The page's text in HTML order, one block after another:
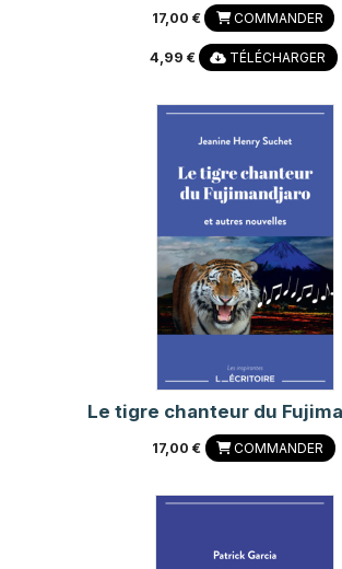
17,00 € COMMANDER
4,99 € TÉLÉCHARGER
Le tigre chanteur du
17,00 € COMMANDER